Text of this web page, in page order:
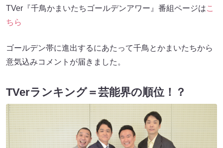
TVer『千鳥かまいたちゴールデンアワー』番組ページはこ
ちら
ゴールデン帯に進出するにあたって千鳥とかまいたちから
意気込みコメントが届きました。
TVerランキング＝芸能界の順位！？